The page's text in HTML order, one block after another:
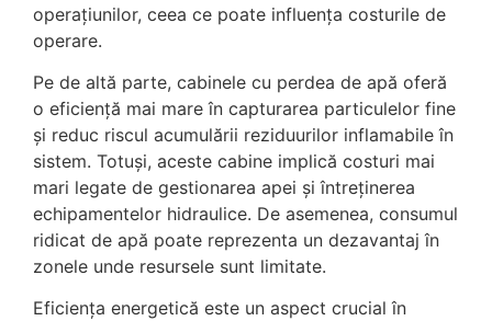
operațiunilor, ceea ce poate influența costurile de
operare.
Pe de altă parte, cabinele cu perdea de apă oferă
o eficiență mai mare în capturarea particulelor fine
și reduc riscul acumulării reziduurilor inflamabile în
sistem. Totuși, aceste cabine implică costuri mai
mari legate de gestionarea apei și întreținerea
echipamentelor hidraulice. De asemenea, consumul
ridicat de apă poate reprezenta un dezavantaj în
zonele unde resursele sunt limitate.
Eficiența energetică este un aspect crucial în